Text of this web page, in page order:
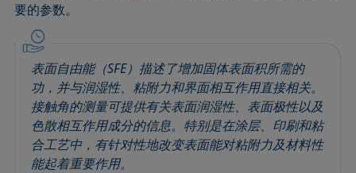
圆法
圆锥曲线法
受束座滴法
接触角
CMC和表面活性剂浓度
临界表面张力
去润湿
拉普拉斯压力
液体针头
莲花效应
弯月面法
吴氏法
Zisman法
胶束
粗糙度
座滴法
旋转滴张力仪
铺展
铺展系数
滴重计
静态接触角
润湿剂
Wilhelmy板法
粘附功
内聚功
杨拉普拉斯拟合
杨氏方程
要的参数。
表面自由能（SFE）描述了增加固体表面积所需的
功，并与润湿性、粘附力和界面相互作用直接相关。
接触角的测量可提供有关表面润湿性、表面极性以及
色散相互作用成分的信息。特别是在涂层、印刷和粘
合工艺中，有针对性地改变表面能对粘附力及材料性
能起着重要作用。